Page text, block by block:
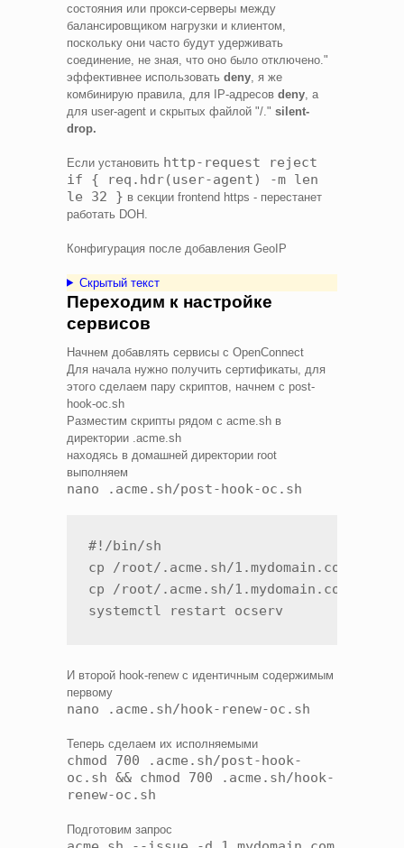
состояния или прокси-серверы между
балансировщиком нагрузки и клиентом,
поскольку они часто будут удерживать
соединение, не зная, что оно было отключено."
эффективнее использовать deny , я же
комбинирую правила, для IP-адресов deny , а
для user-agent и скрытых файлой "/." silent-
drop.
Если установить http-request reject
if { req.hdr(user-agent) -m len
le 32 } в секции frontend https - перестанет
работать DOH.
Конфигурация после добавления GeoIP
Скрытый текст
Переходим к настройке
сервисов
Начнем добавлять сервисы с OpenConnect
Для начала нужно получить сертификаты, для
этого сделаем пару скриптов, начнем с post-
hook-oc.sh
Разместим скрипты рядом с acme.sh в
директории .acme.sh
находясь в домашней директории root
выполняем
nano .acme.sh/post-hook-oc.sh
#!/bin/sh
cp /root/.acme.sh/
cp /root/.acme.sh/1.mydomain.com_ecc/
systemctl restart ocserv
И второй hook-renew с идентичным содержимым
первому
nano .acme.sh/hook-renew-oc.sh
Теперь сделаем их исполняемыми
chmod 700 .acme.sh/post-hook-
oc.sh && chmod 700 .acme.sh/hook-
renew-oc.sh
Подготовим запрос